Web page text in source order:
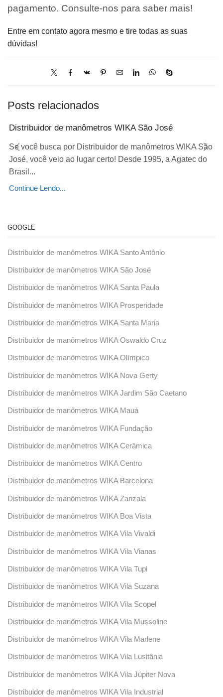
pagamento. Consulte-nos para saber mais!
Entre em contato agora mesmo e tire todas as suas
dúvidas!
Posts relacionados
Distribuidor de manômetros WIKA São José
Se você busca por Distribuidor de manômetros WIKA São
José, você veio ao lugar certo! Desde 1995, a Agatec do
Brasil...
Continue Lendo...
GOOGLE
Distribuidor de manômetros WIKA Santo Antônio
Distribuidor de manômetros WIKA São José
Distribuidor de manômetros WIKA Santa Paula
Distribuidor de manômetros WIKA Prosperidade
Distribuidor de manômetros WIKA Santa Maria
Distribuidor de manômetros WIKA Oswaldo Cruz
Distribuidor de manômetros WIKA Olímpico
Distribuidor de manômetros WIKA Nova Gerty
Distribuidor de manômetros WIKA Jardim São Caetano
Distribuidor de manômetros WIKA Mauá
Distribuidor de manômetros WIKA Fundação
Distribuidor de manômetros WIKA Cerâmica
Distribuidor de manômetros WIKA Centro
Distribuidor de manômetros WIKA Barcelona
Distribuidor de manômetros WIKA Zanzala
Distribuidor de manômetros WIKA Boa Vista
Distribuidor de manômetros WIKA Vila Vivaldi
Distribuidor de manômetros WIKA Vila Vianas
Distribuidor de manômetros WIKA Vila Tupi
Distribuidor de manômetros WIKA Vila Suzana
Distribuidor de manômetros WIKA Vila Scopel
Distribuidor de manômetros WIKA Vila Mussoline
Distribuidor de manômetros WIKA Vila Marlene
Distribuidor de manômetros WIKA Vila Lusitânia
Distribuidor de manômetros WIKA Vila Júpiter Nova
Distribuidor de manômetros WIKA Vila Industrial